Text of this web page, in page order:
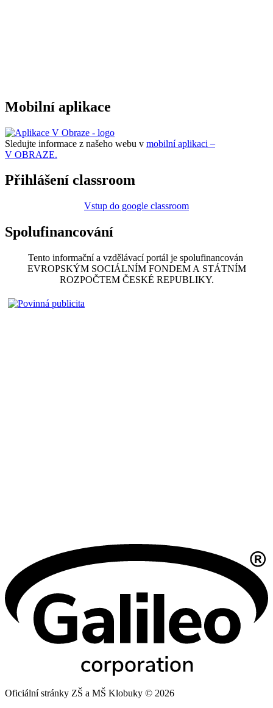
Mobilní aplikace
Sledujte informace z našeho webu v mobilní aplikaci –
V OBRAZE.
Přihlášení classroom
Vstup do google classroom
Spolufinancování
Tento informační a vzdělávací portál je spolufinancován
EVROPSKÝM SOCIÁLNÍM FONDEM A STÁTNÍM
ROZPOČTEM ČESKÉ REPUBLIKY.
Oficiální stránky ZŠ a MŠ Klobuky © 2026